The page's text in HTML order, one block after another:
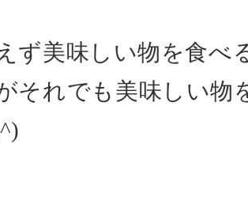
ず美味しい物を食べ
それでも美味しい物